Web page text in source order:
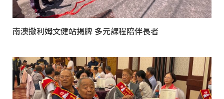
南澳撒利姆文健站揭牌 多元課程陪伴長者